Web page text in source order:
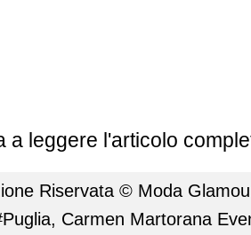
a leggere l'articolo
Riservata © Moda
, Carmen Martorana